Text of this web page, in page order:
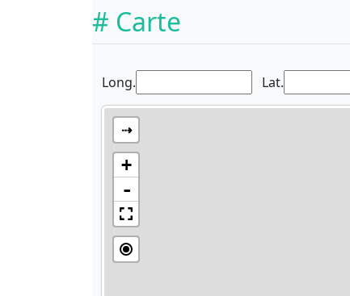
# Carte
Long. Lat.
⇢
+
-